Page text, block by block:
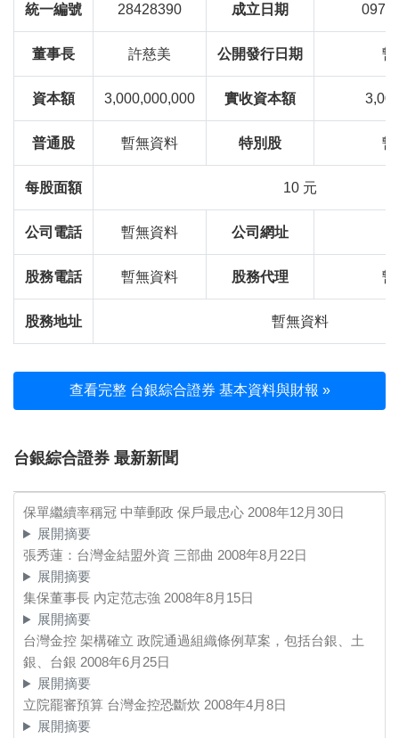
統一編號 28428390 成立日期 097
董事長 許慈美 公開發行日期 暫
資本額 3,000,000,000 實收資本額
普通股 暫無資料 特別股 暫
每股面額 10 元
公司電話 暫無資料 公司網址
股務電話 暫無資料 股務代理 暫
股務地址 暫無資料
查看完整 台銀綜合證券 基本資料與財報 »
台銀綜合證券 最新新聞
保單繼續率稱冠 中華郵政 保戶最忠心 2008年12月30日
展開摘要
張秀蓮：台灣金結盟外資 三部曲 2008年8月22日
展開摘要
集保董事長 內定范志強 2008年8月15日
展開摘要
台灣金控 架構確立 政院通過組織條例草案，包括台銀、土
銀、台銀 2008年6月25日
展開摘要
立院罷審預算 台灣金控恐斷炊 2008年4月8日
展開摘要